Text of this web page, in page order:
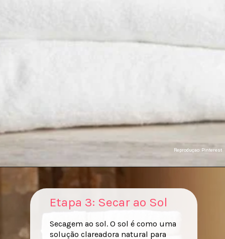
Reproduçao: Pinterest
Etapa 3: Secar ao Sol
Secagem ao sol. O sol é como uma
solução clareadora natural para